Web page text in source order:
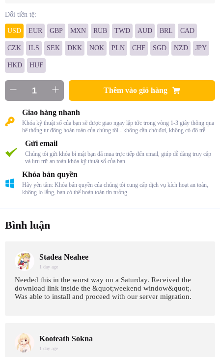
Đổi tiền tệ:
USD EUR GBP MXN RUB TWD AUD BRL CAD
CZK ILS SEK DKK NOK PLN CHF SGD NZD JPY
HKD HUF
Thêm vào giỏ hàng
Giao hàng nhanh
Khóa kỹ thuật số của bạn sẽ được giao ngay lập tức trong vòng 1-3 giây thông qua
hệ thống tự động hoàn toàn của chúng tôi - không cần chờ đợi, không có độ trễ.
Gửi email
Chúng tôi gửi khóa bí mật bạn đã mua trực tiếp đến email, giúp dễ dàng truy cập
và lưu trữ an toàn khóa kỹ thuật số của bạn.
Khóa bản quyền
Hãy yên tâm: Khóa bản quyền của chúng tôi cung cấp dịch vụ kích hoạt an toàn,
không lo lắng, bạn có thể hoàn toàn tin tưởng.
Bình luận
Stadea Neahee
1 day age
Needed this in the worst way on a Saturday. Received the
download link inside the &quot;weekend window&quot;.
Was able to install and proceed with our server migration.
Kooteath Sokna
1 day age